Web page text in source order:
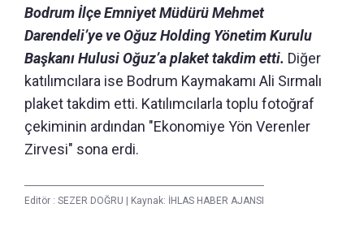
Bodrum İlçe Emniyet Müdürü Mehmet
Darendeli’ye ve Oğuz Holding Yönetim Kurulu
Başkanı Hulusi Oğuz’a plaket takdim etti. Diğer
katılımcılara ise Bodrum Kaymakamı Ali Sırmalı
plaket takdim etti. Katılımcılarla toplu fotoğraf
çekiminin ardından "Ekonomiye Yön Verenler
Zirvesi" sona erdi.
Editör : SEZER DOĞRU Kaynak: İHLAS HABER AJANSI